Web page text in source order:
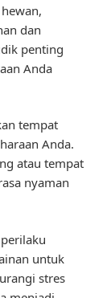
dan
penting
Anda
tempat
Anda.
atau tempat
nyaman
untuk
stres